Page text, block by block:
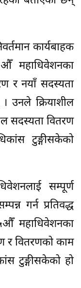
कार्यबाहक
महाधिवेशनका
र नयाँ सदस्यता
उनले क्रियाशील
सदस्यता वितरण
टुङ्गीसकेको
सम्पूर्ण
गर्न प्रतिवद्ध
महाधिवेशनका
र वितरणको काम
टुङ्गीसकेको हो